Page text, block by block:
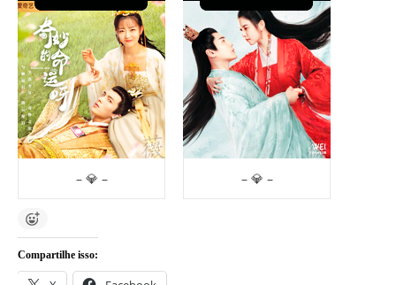
– 💎 – – 💎 –
Compartilhe isso: